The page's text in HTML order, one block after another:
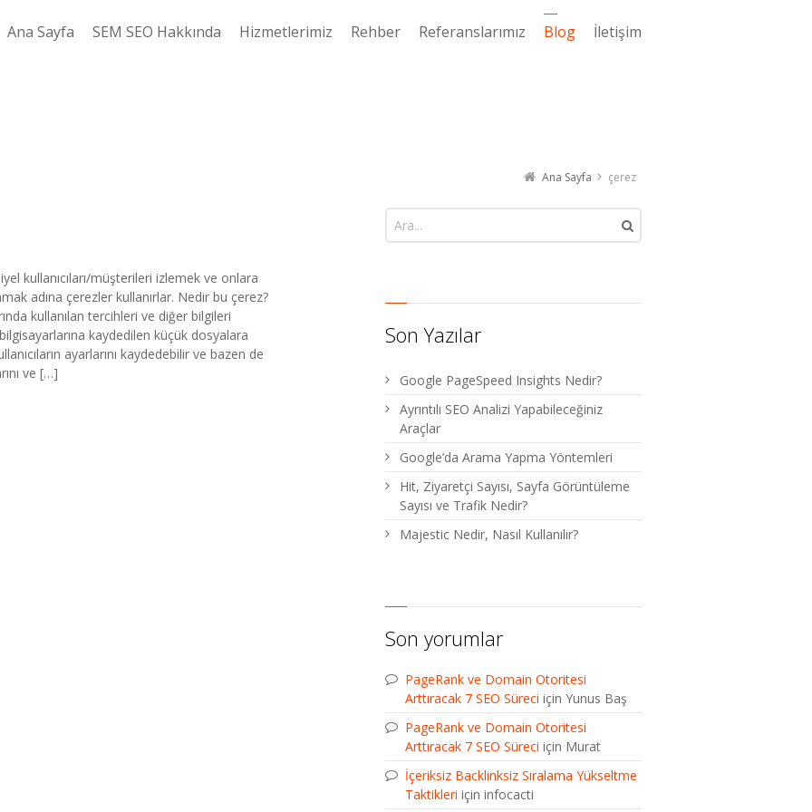
Ana Sayfa SEM SEO Hakkında Hizmetlerimiz Rehber Referanslarımız Blog İletişim
Ana Sayfa çerez
kullanıcıları/müşterileri izlemek ve onlara
adına çerezler kullanırlar. Nedir bu çerez?
kullanılan tercihleri ve diğer bilgileri
kaydedilen küçük dosyalara
ayarlarını kaydedebilir ve bazen de
ve […]
Son Yazılar
Google PageSpeed Insights Nedir?
Ayrıntılı SEO Analizi Yapabileceğiniz
Araçlar
Google’da Arama Yapma Yöntemleri
Hit, Ziyaretçi Sayısı, Sayfa Görüntüleme
Sayısı ve Trafik Nedir?
Majestic Nedir, Nasıl Kullanılır?
Son yorumlar
PageRank ve Domain Otoritesi
Arttıracak 7 SEO Süreci için Yunus Baş
PageRank ve Domain Otoritesi
Arttıracak 7 SEO Süreci için Murat
İçeriksiz Backlinksiz Sıralama Yükseltme
Taktikleri için infocacti